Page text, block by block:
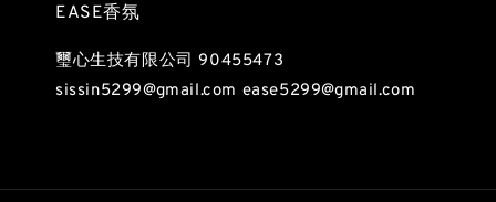
EASE香氛
璽心生技有限公司 90455473
sissin5299@gmail.com ease5299@gmail.com